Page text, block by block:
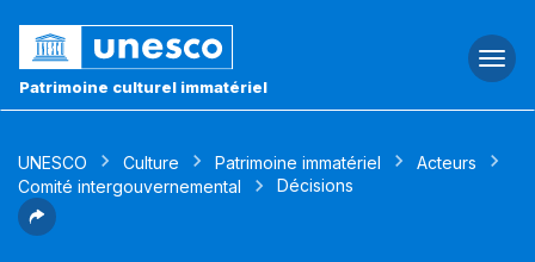
Patrimoine culturel immatériel
UNESCO Culture Patrimoine immatériel
Acteurs
Comité intergouvernemental
Décisions